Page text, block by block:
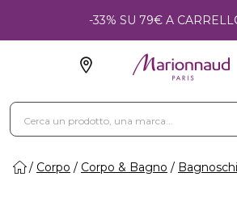
-33% SU 79€ A
Corpo Corpo & Bagno